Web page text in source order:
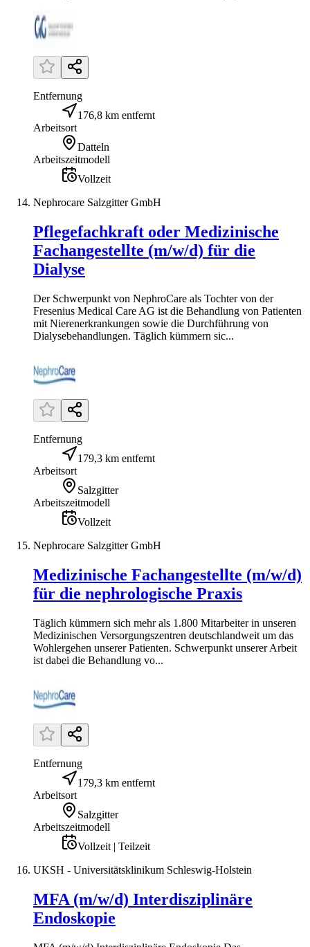
Entfernung
176,8 km entfernt
Arbeitsort
Datteln
Arbeitszeitmodell
Vollzeit
Nephrocare Salzgitter GmbH
Pflegefachkraft oder Medizinische
Fachangestellte (m/w/d) für die
Dialyse
Der Schwerpunkt von NephroCare als Tochter von der
Fresenius Medical Care AG ist die Behandlung von Patienten
mit Nierenerkrankungen sowie die Durchführung von
Dialysebehandlungen. Täglich kümmern sic...
Entfernung
179,3 km entfernt
Arbeitsort
Salzgitter
Arbeitszeitmodell
Vollzeit
Nephrocare Salzgitter GmbH
Medizinische Fachangestellte (m/w/d)
für die nephrologische Praxis
Täglich kümmern sich mehr als 1.800 Mitarbeiter in unseren
Medizinischen Versorgungszentren deutschlandweit um das
Wohlergehen unserer Patienten. Schwerpunkt unserer Arbeit
ist dabei die Behandlung vo...
Entfernung
179,3 km entfernt
Arbeitsort
Salzgitter
Arbeitszeitmodell
Vollzeit | Teilzeit
UKSH - Universitätsklinikum Schleswig-Holstein
MFA (m/w/d) Interdisziplinäre
Endoskopie